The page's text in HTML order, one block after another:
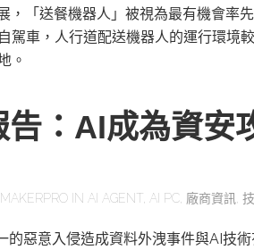
，「送餐機器人」被視為最有機會率
駕車，人行道配送機器人的運行環境
。
：AI成為資安
MAKERPRO IN AI AGENT AI PC 廠商資訊
的惡意入侵造成資料外洩事件與AI技